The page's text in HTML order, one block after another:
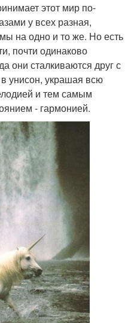
этот мир по-
у всех разная,
на одно и то же. Но есть
почти одинаково
они сталкиваются друг с
унисон, украшая всю
и тем самым
- гармонией.